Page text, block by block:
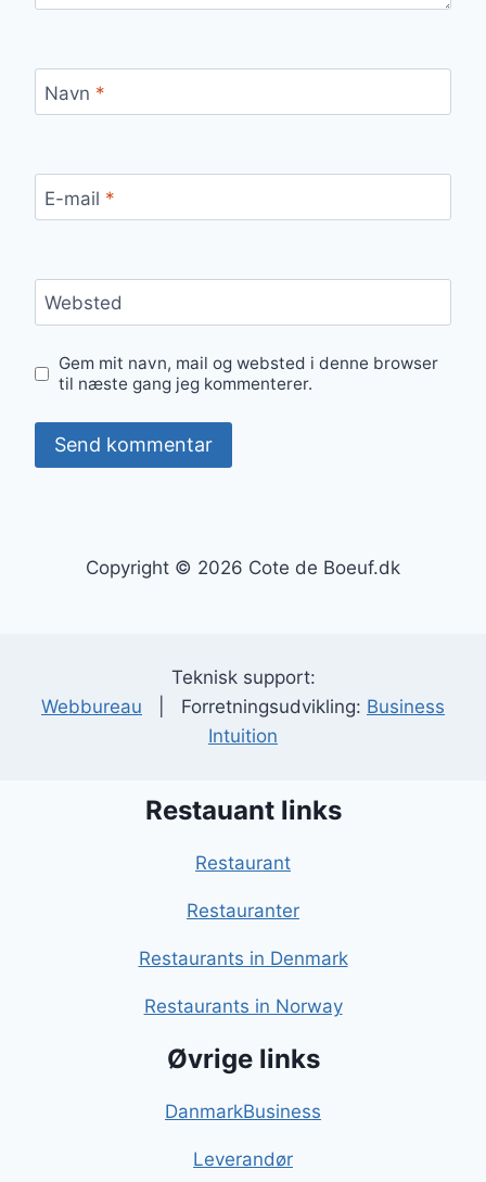
Navn *
E-mail *
Websted
Gem mit navn, mail og websted i denne browser
til næste gang jeg kommenterer.
Copyright © 2026 Cote de Boeuf.dk
Teknisk support:
Webbureau | Forretningsudvikling: Business
Intuition
Restauant links
Restaurant
Restauranter
Restaurants in Denmark
Restaurants in Norway
Øvrige links
DanmarkBusiness
Leverandør